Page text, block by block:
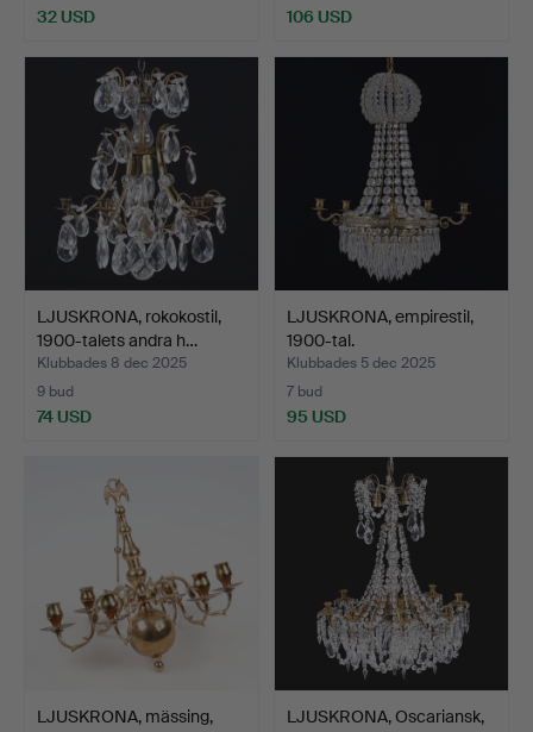
32 USD 106 USD
LJUSKRONA, rokokostil,
1900-talets andra h…
Klubbades 8 dec 2025
9 bud
74 USD
LJUSKRONA, empirestil,
1900-tal.
Klubbades 5 dec 2025
7 bud
95 USD
LJUSKRONA, mässing,
LJUSKRONA, Oscariansk,